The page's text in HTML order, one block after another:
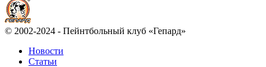
© 2002-2024 - Пейнтбольный клуб «Гепард»
Новости
Статьи